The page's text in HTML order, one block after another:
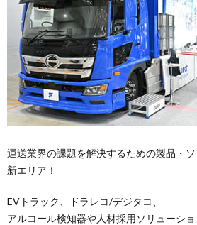
運送業界の課題を解決するための製品・
新エリア！
EVトラック、ドラレコ/デジタコ、
アルコール検知器や人材採用ソリューショ